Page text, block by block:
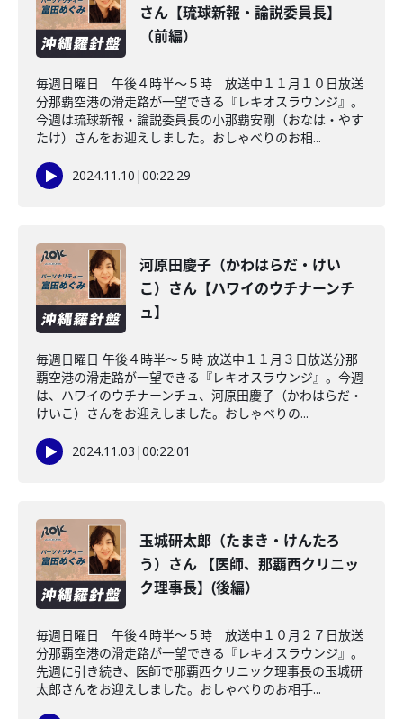
さん【琉球新報・論説委員長】
（前編）
毎週日曜日 午後４時半～５時 放送中１１月１０日放送
分那覇空港の滑走路が一望できる『レキオスラウンジ』。
今週は琉球新報・論説委員長の小那覇安剛（おなは・やす
たけ）さんをお迎えしました。おしゃべりのお相...
2024.11.10 |00:22:29
河原田慶子（かわはらだ・けい
こ）さん【ハワイのウチナーンチ
ュ】
毎週日曜日 午後４時半～５時 放送中１１月３日放送分那
覇空港の滑走路が一望できる『レキオスラウンジ』。今週
は、ハワイのウチナーンチュ、河原田慶子（かわはらだ・
けいこ）さんをお迎えしました。おしゃべりの...
2024.11.03 |00:22:01
玉城研太郎（たまき・けんたろ
う）さん 【医師、那覇西クリニッ
ク理事長】(後編）
毎週日曜日 午後４時半～５時 放送中１０月２７日放送
分那覇空港の滑走路が一望できる『レキオスラウンジ』。
先週に引き続き、医師で那覇西クリニック理事長の玉城研
太郎さんをお迎えしました。おしゃべりのお相手...